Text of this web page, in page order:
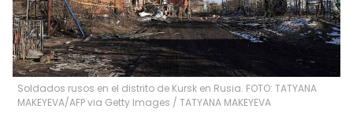
Soldados rusos en el distrito de Kursk en Rusia. FOTO: TATYANA
MAKEYEVA/AFP via Getty Images / TATYANA MAKEYEVA